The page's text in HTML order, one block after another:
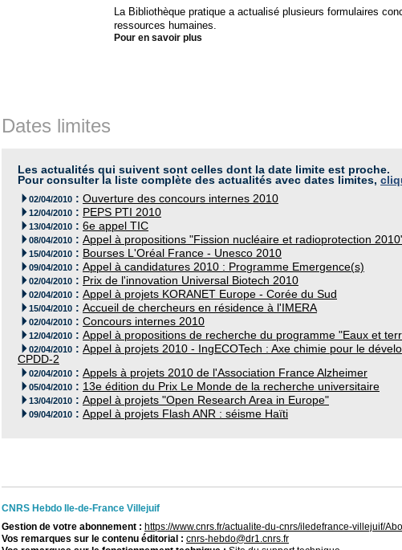
La Bibliothèque pratique a actualisé plusieurs formulaires
ressources humaines.
Pour en savoir plus
Dates limites
Les actualités qui suivent sont celles dont la date limite est proche.
Pour consulter la liste complète des actualités avec dates limites,
02/04/2010 : Ouverture des concours internes 2010
12/04/2010 : PEPS PTI 2010
13/04/2010 : 6e appel TIC
08/04/2010 : Appel à propositions "Fission nucléaire et radioprotection
15/04/2010 : Bourses L'Oréal France - Unesco 2010
09/04/2010 : Appel à candidatures 2010 : Programme Emergence(s)
02/04/2010 : Prix de l'innovation Universal Biotech 2010
02/04/2010 : Appel à projets KORANET Europe - Corée du Sud
15/04/2010 : Accueil de chercheurs en résidence à l'IMERA
02/04/2010 : Concours internes 2010
12/04/2010 : Appel à propositions de recherche du programme "Eaux et
02/04/2010 : Appel à projets 2010 - IngECOTech : Axe chimie pour le
CPDD-2
02/04/2010 : Appels à projets 2010 de l'Association France Alzheimer
05/04/2010 : 13e édition du Prix Le Monde de la recherche universitaire
13/04/2010 : Appel à projets "Open Research Area in Europe"
09/04/2010 : Appel à projets Flash ANR : séisme Haïti
CNRS Hebdo Ile-de-France Villejuif
Gestion de votre abonnement : https://www.cnrs.fr/actualite-du-cnrs/iledefrance-villejuif/
Vos remarques sur le contenu éditorial : cnrs-hebdo@dr1.cnrs.fr